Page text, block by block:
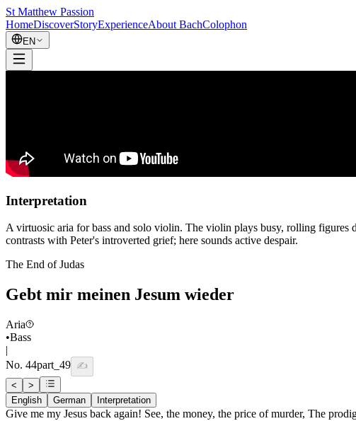
St Matthew Passion
HomeDiscoverStoryExperienceAbout BachColophon
EN
Interpretation
A virtuosic aria for bass and solo violin. The violin plays busy, rolling figures
contrasts with Peter's introverted grief; here sounds active despair.
The End of Judas
Gebt mir meinen Jesum wieder
Aria
•Bass
|
No. 44part_49 ✍️
<
>
English
German Interpretation
Give me my Jesus back again! See, the money, the price of murder, The